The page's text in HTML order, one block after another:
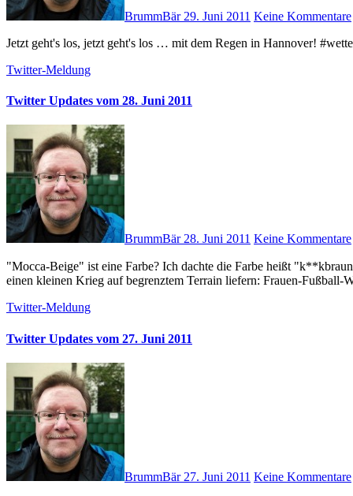
BrummBär 29. Juni 2011 Keine Kommentare
Jetzt geht's los, jetzt geht's los … mit dem Regen in Hannover!
Twitter-Meldung
Twitter Updates vom 28. Juni 2011
BrummBär28. Juni 2011 Keine Kommentare
"Mocca-Beige" ist eine Farbe? Ich dachte die Farbe heißt "k**kbraun"?! 😉 # Man könnte meinen, dass sich die USA und Nordkorea
einen kleinen Krieg auf begrenztem Terrain liefern: Frauen-
Twitter-Meldung
Twitter Updates vom 27. Juni 2011
BrummBär 27. Juni 2011 Keine Kommentare